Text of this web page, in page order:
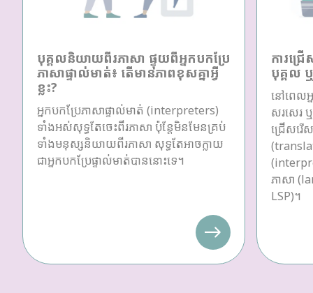
បុគ្គលនិយាយពីរភាសា ផ្ទុយពីអ្នកបកប្រែ
ភាសាផ្ទាល់មាត់៖ តើមានភាពខុសគ្នាអ្វី
ខ្លះ?
អ្នកបកប្រែភាសាផ្ទាល់មាត់ (interpreters)
ទាំងអស់សុទ្ធតែចេះពីរភាសា ប៉ុន្តែមិនមែនគ្រប់
ទាំងមនុស្សនិយាយពីរភាសា សុទ្ធតែអាចក្លាយ
ជាអ្នកបកប្រែផ្ទាល់មាត់បាននោះទេ។
ការជ្រ
បុគ្គល ឬ
នៅពេលអ្
សរសេរ ឬ
ជ្រើសរើ
ភាសា
LSP)។